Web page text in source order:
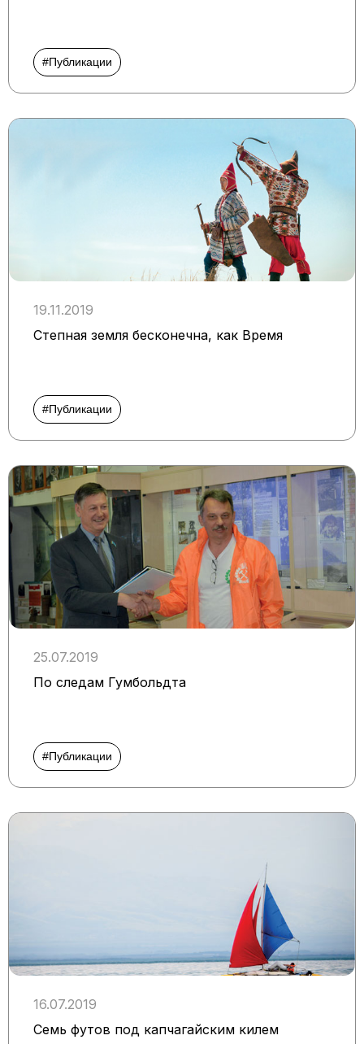
#Публикации
19.11.2019
Степная земля бесконечна, как Время
#Публикации
25.07.2019
По следам Гумбольдта
#Публикации
16.07.2019
Семь футов под капчагайским килем